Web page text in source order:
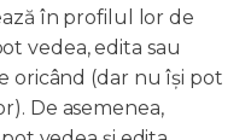
în profilul lor de
vedea, edita sau
oricând (dar nu își pot
De asemenea,